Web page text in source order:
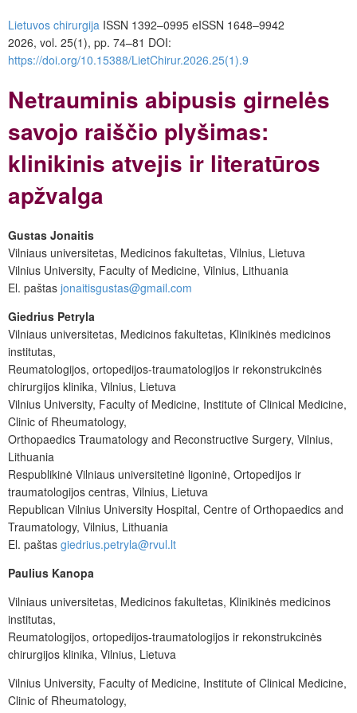
Lietuvos chirurgija ISSN 1392–0995 eISSN 1648–9942
2026, vol. 25(1), pp. 74–81 DOI:
https://doi.org/10.15388/LietChirur.2026.25(1).9
Netrauminis abipusis girnelės
savojo raiščio plyšimas:
klinikinis atvejis ir literatūros
apžvalga
Gustas Jonaitis
Vilniaus universitetas, Medicinos fakultetas, Vilnius, Lietuva
Vilnius University, Faculty of Medicine, Vilnius, Lithuania
El. paštas jonaitisgustas@gmail.com
Giedrius Petryla
Vilniaus universitetas, Medicinos fakultetas, Klinikinės medicinos
institutas,
Reumatologijos, ortopedijos-traumatologijos ir rekonstrukcinės
chirurgijos klinika, Vilnius, Lietuva
Vilnius University, Faculty of Medicine, Institute of Clinical Medicine,
Clinic of Rheumatology,
Orthopaedics Traumatology and Reconstructive Surgery, Vilnius,
Lithuania
Respublikinė Vilniaus universitetinė ligoninė, Ortopedijos ir
traumatologijos centras, Vilnius, Lietuva
Republican Vilnius University Hospital, Centre of Orthopaedics and
Traumatology, Vilnius, Lithuania
El. paštas giedrius.petryla@rvul.lt
Paulius Kanopa
Vilniaus universitetas, Medicinos fakultetas, Klinikinės medicinos
institutas,
Reumatologijos, ortopedijos-traumatologijos ir rekonstrukcinės
chirurgijos klinika, Vilnius, Lietuva
Vilnius University, Faculty of Medicine, Institute of Clinical Medicine,
Clinic of Rheumatology,